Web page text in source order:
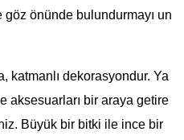
önünde bulundurmayı un
katmanlı dekorasyondur. Ya
aksesuarları bir araya getire
Büyük bir bitki ile ince bir